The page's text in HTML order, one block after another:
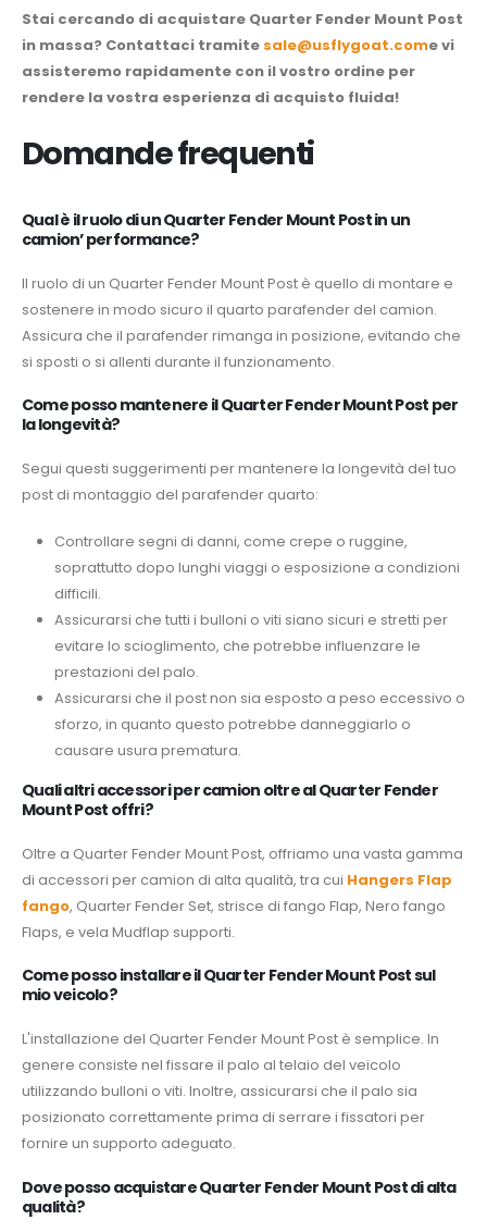
Stai cercando di acquistare Quarter Fender Mount Post
in massa? Contattaci tramite sale@usflygoat.come vi
assisteremo rapidamente con il vostro ordine per
rendere la vostra esperienza di acquisto fluida!
Domande frequenti
Qual è il ruolo di un Quarter Fender Mount Post in un
camion’ performance?
Il ruolo di un Quarter Fender Mount Post è quello di montare e
sostenere in modo sicuro il quarto parafender del camion.
Assicura che il parafender rimanga in posizione, evitando che
si sposti o si allenti durante il funzionamento.
Come posso mantenere il Quarter Fender Mount Post per
la longevità?
Segui questi suggerimenti per mantenere la longevità del tuo
post di montaggio del parafender quarto:
Controllare segni di danni, come crepe o ruggine,
soprattutto dopo lunghi viaggi o esposizione a condizioni
difficili.
Assicurarsi che tutti i bulloni o viti siano sicuri e stretti per
evitare lo scioglimento, che potrebbe influenzare le
prestazioni del palo.
Assicurarsi che il post non sia esposto a peso eccessivo o
sforzo, in quanto questo potrebbe danneggiarlo o
causare usura prematura.
Quali altri accessori per camion oltre al Quarter Fender
Mount Post offri?
Oltre a Quarter Fender Mount Post, offriamo una vasta gamma
di accessori per camion di alta qualità, tra cui Hangers Flap
fango, Quarter Fender Set, strisce di fango Flap, Nero fango
Flaps, e vela Mudflap supporti.
Come posso installare il Quarter Fender Mount Post sul
mio veicolo?
L'installazione del Quarter Fender Mount Post è semplice. In
genere consiste nel fissare il palo al telaio del veicolo
utilizzando bulloni o viti. Inoltre, assicurarsi che il palo sia
posizionato correttamente prima di serrare i fissatori per
fornire un supporto adeguato.
Dove posso acquistare Quarter Fender Mount Post di alta
qualità?